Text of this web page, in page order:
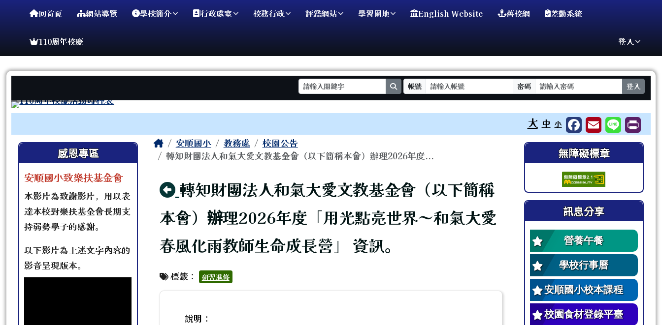
臺南市安順國小
導覽列回首頁 網站導覽 學校簡介 行政處室 校務行政 評鑑網站 學習園地 English Website 舊校網 差勤系統
110周年校慶 登入
search
帳號 密碼 登入
⏸
大 中 小
左邊區域內容
感恩專區
安順國小致樂扶基金會
本影片為致謝影片，用以表
達本校對樂扶基金會長期支
持弱勢學子的感謝。
以下影片為上述文字內容的
影音呈現版本。
主內容區域
Home安順國小 教務處
校園公告
轉知財團法人和氣大愛文教基金會（以下簡稱本會）辦理2026年度...
回上頁
轉知財團法人和氣大愛文教基金會（以下簡稱
本會）辦理2026年度「用光點亮世界～和氣大愛
春風化雨教師生命成長營」 資訊。
標籤： 研習進修
說明：
右邊區域內容
無障礙標章
訊息分享
營養午餐
學校行事曆
安順國小校本課程
校園食材登錄平臺
頁尾區域